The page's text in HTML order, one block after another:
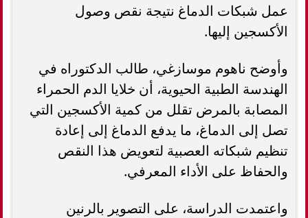
عمل شبكات الدماغ نتيجة نقص وصول
الأكسجين إليها.
وأوضح ناهوم موسازغي، طالب الدكتوراه في
الهندسة الطبية الحيوية، أن خلايا الدم الحمراء
المصابة بالمرض تقلل من كمية الأكسجين التي
تصل إلى الدماغ، ما يدفع الدماغ إلى إعادة
تنظيم شبكاته العصبية لتعويض هذا النقص
والحفاظ على الأداء المعرفي.
واعتمدت الدراسة، على التصوير بالرنين